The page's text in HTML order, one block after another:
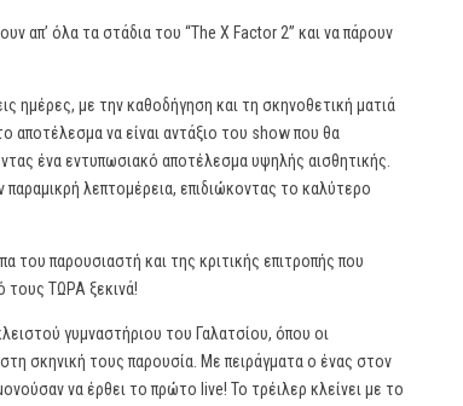
απ’ όλα τα στάδια του “The X Factor 2” και να πάρουν
ημέρες, με την καθοδήγηση και τη σκηνοθετική ματιά
αποτέλεσμα να είναι αντάξιο του show που θα
ένα εντυπωσιακό αποτέλεσμα υψηλής αισθητικής.
λεπτομέρεια, επιδιώκοντας το καλύτερο
παρουσιαστή και της κριτικής επιτροπής που
τους ΤΩΡΑ ξεκινά!
γυμναστήριου του Γαλατσίου, όπου οι
σκηνική τους παρουσία. Με πειράγματα ο ένας στον
να έρθει το πρώτο live! Το τρέιλερ κλείνει με το